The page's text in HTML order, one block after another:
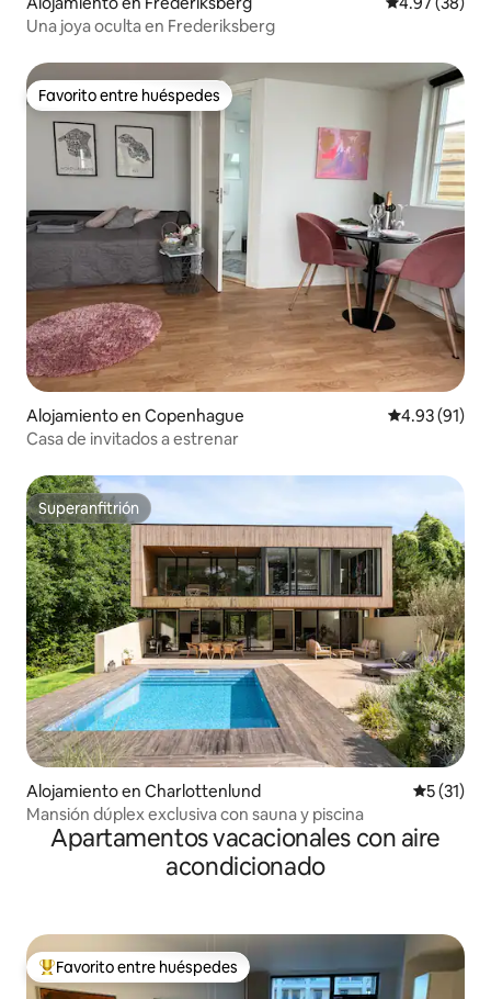
Una joya oculta en Frederiksberg
Favorito entre huéspedes
Favorito entre huéspedes
Alojamiento en Copenhague Calificación
4.93 (91)
Casa de invitados a estrenar
Superanfitrión
Superanfitrión
Alojamiento en Charlottenlund
5 (31)
Mansión dúplex exclusiva con sauna y piscina
Apartamentos vacacionales con aire
acondicionado
Favorito entre huéspedes preferido
Favorito entre huéspedes